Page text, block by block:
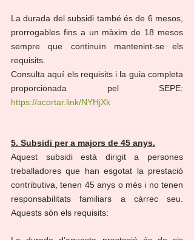
La durada del subsidi també és de 6 mesos,
prorrogables fins a un màxim de 18 mesos
sempre que continuïn mantenint-se els
requisits.
Consulta aquí els requisits i la guia completa
https://acortar.link/NYHjXk
5. Subsidi per a majors de 45 anys.
Aquest subsidi està dirigit a persones
treballadores que han esgotat la prestació
contributiva, tenen 45 anys o més i no tenen
responsabilitats familiars a càrrec seu.
Aquests són els requisits: